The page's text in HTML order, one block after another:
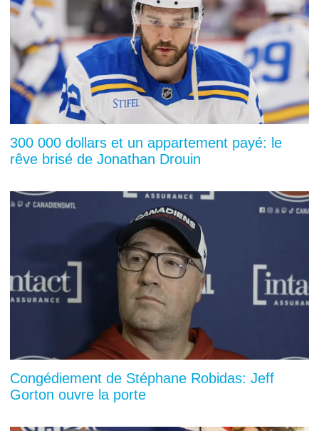
300 000 dollars et un appartement payé: le
rêve brisé de Jonathan Drouin
Congédiement de Stéphane Robidas: Jeff
Gorton ouvre la porte